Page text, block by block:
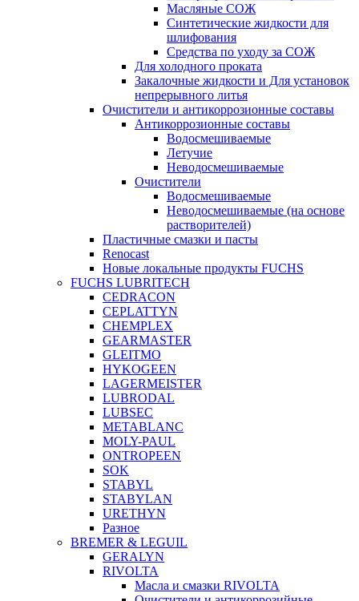
Масляные СОЖ
Синтетические жидкости для
шлифования
Средства по уходу за СОЖ
Для холодного проката
Закалочные жидкости и Для установок
непрерывного литья
Очистители и антикоррозионные составы
Антикоррозионные составы
Водосмешиваемые
Летучие
Неводосмешиваемые
Очистители
Водосмешиваемые
Неводосмешиваемые (на основе
растворителей)
Пластичные смазки и пасты
Renocast
Новые локальные продукты FUCHS
FUCHS LUBRITECH
CEDRACON
CEPLATTYN
CHEMPLEX
GEARMASTER
GLEITMO
HYKOGEEN
LAGERMEISTER
LUBRODAL
LUBSEC
METABLANC
MOLY-PAUL
ONTROPEEN
SOK
STABYL
STABYLAN
URETHYN
Разное
BREMER & LEGUIL
GERALYN
RIVOLTA
Масла и смазки RIVOLTA